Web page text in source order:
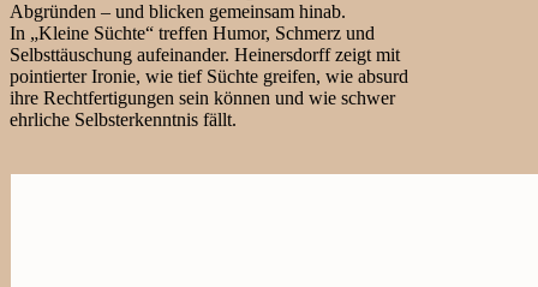
Abgründen – und blicken gemeinsam hinab.
In „Kleine Süchte“ treffen Humor, Schmerz und
Selbsttäuschung aufeinander. Heinersdorff zeigt mit
pointierter Ironie, wie tief Süchte greifen, wie absurd
ihre Rechtfertigungen sein können und wie schwer
ehrliche Selbsterkenntnis fällt.